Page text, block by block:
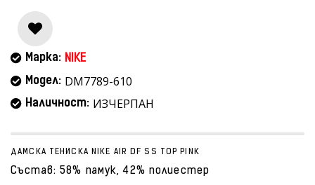
Марка: NIKE
Модел: DM7789-610
Наличност: ИЗЧЕРПАН
ДАМСКА ТЕНИСКА NIKE AIR DF SS TOP PINK
Състав: 58% памук, 42% полиестер